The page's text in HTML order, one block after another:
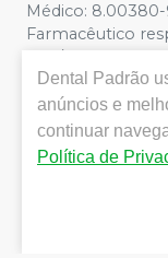
Médico:
Farmacêutico
CRF/PE nº
Fotos
da loja virtual
divergência de
Carrinho de
isso nos
de grandes
Dental Padrão
anúncios e
continuar
Política de